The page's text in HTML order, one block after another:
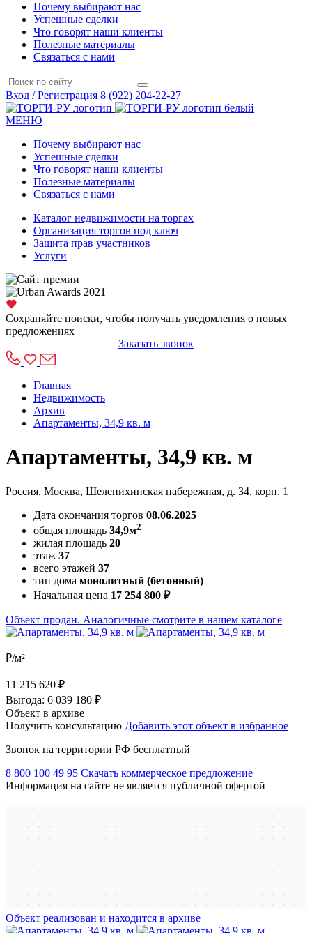
Почему выбирают нас
Успешные сделки
Что говорят наши клиенты
Полезные материалы
Связаться с нами
Вход / Регистрация 8 (922) 204-22-27
МЕНЮ
Почему выбирают нас
Успешные сделки
Что говорят наши клиенты
Полезные материалы
Связаться с нами
Каталог недвижимости на торгах
Организация торгов под ключ
Защита прав участников
Услуги
Сохраняйте поиски, чтобы получать уведомления о новых
предложениях
Заказать звонок
Главная
Недвижимость
Архив
Апартаменты, 34,9 кв. м
Апартаменты, 34,9 кв. м
Россия, Москва, Шелепихинская набережная, д. 34, корп. 1
Дата окончания торгов 08.06.2025
общая площадь 34,9м2
жилая площадь 20
этаж 37
всего этажей 37
тип дома монолитный (бетонный)
Начальная цена 17 254 800 ₽
Объект продан. Аналогичные смотрите в нашем каталоге
₽/м²
11 215 620 ₽
Выгода: 6 039 180 ₽
Объект в архиве
Получить консультацию Добавить этот объект в избранное
Звонок на территории РФ бесплатный
8 800 100 49 95 Скачать коммерческое предложение
Информация на сайте не является публичной офертой
Объект реализован и находится в архиве